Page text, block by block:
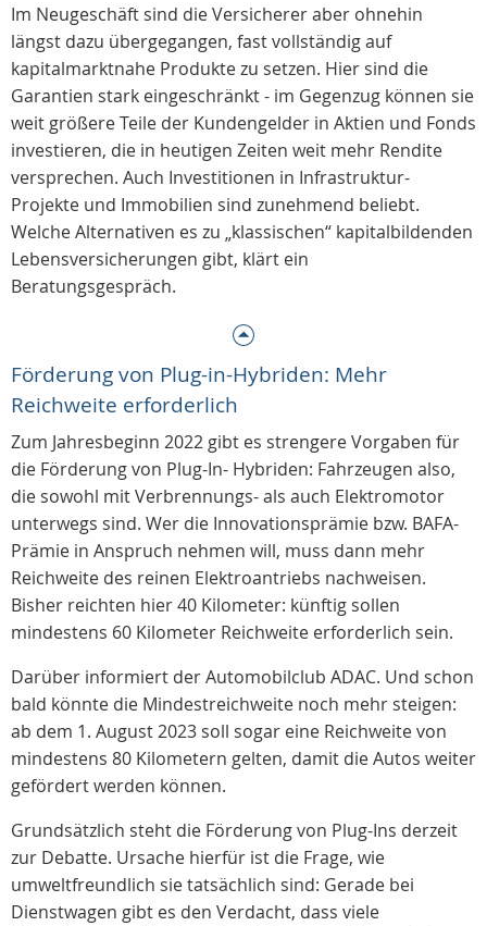
Im Neugeschäft sind die Versicherer aber ohnehin
längst dazu übergegangen, fast vollständig auf
kapitalmarktnahe Produkte zu setzen. Hier sind die
Garantien stark eingeschränkt - im Gegenzug können sie
weit größere Teile der Kundengelder in Aktien und Fonds
investieren, die in heutigen Zeiten weit mehr Rendite
versprechen. Auch Investitionen in Infrastruktur-
Projekte und Immobilien sind zunehmend beliebt.
Welche Alternativen es zu „klassischen“ kapitalbildenden
Lebensversicherungen gibt, klärt ein
Beratungsgespräch.
Förderung von Plug-in-Hybriden: Mehr
Reichweite erforderlich
Zum Jahresbeginn 2022 gibt es strengere Vorgaben für
die Förderung von Plug-In- Hybriden: Fahrzeugen also,
die sowohl mit Verbrennungs- als auch Elektromotor
unterwegs sind. Wer die Innovationsprämie bzw. BAFA-
Prämie in Anspruch nehmen will, muss dann mehr
Reichweite des reinen Elektroantriebs nachweisen.
Bisher reichten hier 40 Kilometer: künftig sollen
mindestens 60 Kilometer Reichweite erforderlich sein.
Darüber informiert der Automobilclub ADAC. Und schon
bald könnte die Mindestreichweite noch mehr steigen:
ab dem 1. August 2023 soll sogar eine Reichweite von
mindestens 80 Kilometern gelten, damit die Autos weiter
gefördert werden können.
Grundsätzlich steht die Förderung von Plug-Ins derzeit
zur Debatte. Ursache hierfür ist die Frage, wie
umweltfreundlich sie tatsächlich sind: Gerade bei
Dienstwagen gibt es den Verdacht, dass viele